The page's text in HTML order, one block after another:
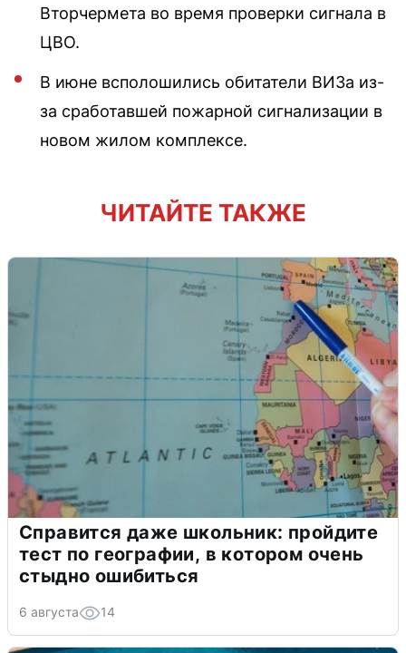
Вторчермета во время проверки сигнала в
ЦВО.
В июне всполошились обитатели ВИЗа из-
за сработавшей пожарной сигнализации в
новом жилом комплексе.
ЧИТАЙТЕ ТАКЖЕ
Справится даже школьник: пройдите
тест по географии, в котором очень
стыдно ошибиться
6 августа 14